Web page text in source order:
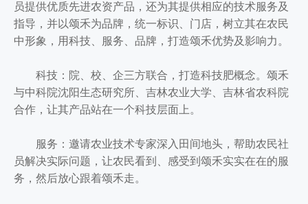
员提供优质先进农资产品，还为其提供相应的技术服务及
指导，并以颂禾为品牌，统一标识、门店，树立其在农民
中形象，用科技、服务、品牌，打造颂禾优势及影响力。
科技：院、校、企三方联合，打造科技肥概念。颂禾
与中科院沈阳生态研究所、吉林农业大学、吉林省农科院
合作，让其产品站在一个科技层面上。
服务：邀请农业技术专家深入田间地头，帮助农民社
员解决实际问题，让农民看到、感受到颂禾实实在在的服
务，然后放心跟着颂禾走。